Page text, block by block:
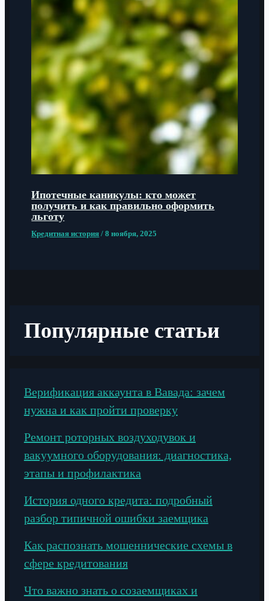
Ипотечные каникулы: кто может
получить и как правильно оформить
льготу
Кредитная история /8 ноября, 2025
Популярные статьи
Верификация аккаунта в Вавада: зачем
нужна и как пройти проверку
Ремонт роторных воздуходувок и
вакуумного оборудования: диагностика,
этапы и профилактика
История одного кредита: подробный
разбор типичной ошибки заемщика
Как распознать мошеннические схемы в
сфере кредитования
Что важно знать о созаемщиках и